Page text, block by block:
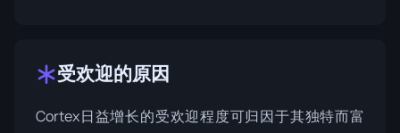
受欢迎的原因
Cortex日益增长的受欢迎程度可归因于其独特而富